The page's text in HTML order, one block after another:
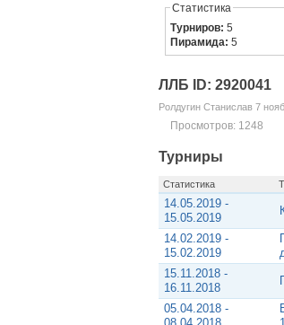
Статистика
Турниров:5
Пирамида:5
ЛЛБ ID: 2920041
Ролдугин Станислав 7
Просмотров: 1248
Турниры
Статистика
14.05.2019 -
15.05.2019
14.02.2019 -
15.02.2019
15.11.2018 -
16.11.2018
05.04.2018 -